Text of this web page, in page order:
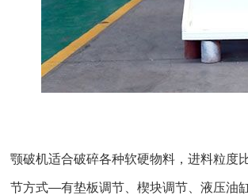
颚破机适合破碎各种软硬物料，进料粒度
节方式—有垫板调节、楔块调节、液压油